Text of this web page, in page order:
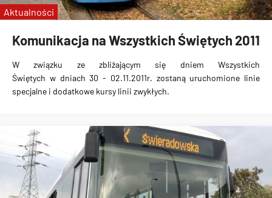
Komunikacja na Wszystkich Świętych 2011
W związku ze zbliżającym się dniem Wszystkich
Świętych w dniach 30 - 02.11.2011r. zostaną uruchomione linie
specjalne i dodatkowe kursy linii zwykłych.
Aktualności